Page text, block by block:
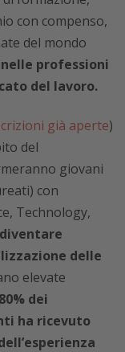
con compenso,
del mondo
professioni
del lavoro.
già aperte)
del
giovani
con
Technology,
delle
elevate
dei
ha ricevuto